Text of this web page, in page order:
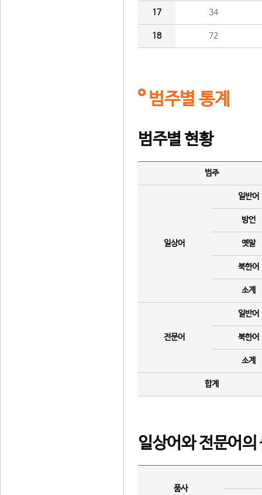
17 34
18 72
범주별 통계
범주별 현황
범주
일상어
일반어
방언
옛말
북한어
소계
전문어
일반어
북한어
소계
합계
일상어와 전문어의
품사